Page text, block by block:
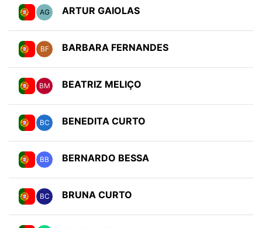
AG ARTUR GAIOLAS
BF BARBARA FERNANDES
BM BEATRIZ MELIÇO
BC BENEDITA CURTO
BB BERNARDO BESSA
BC BRUNA CURTO